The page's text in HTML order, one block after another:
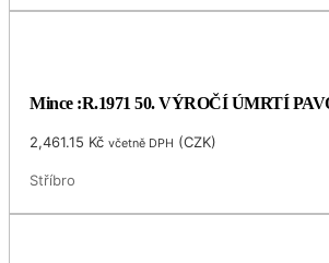
Mince :R.1971 50. VÝROČÍ ÚMRTÍ
2,461.15 Kč včetně DPH (CZK)
Stříbro